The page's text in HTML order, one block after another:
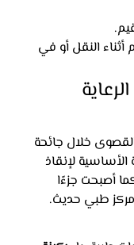
أثناء النقل أو في
خلال جائحة
لإنقاذ
أصبحت جزءًا
طبي حديث.